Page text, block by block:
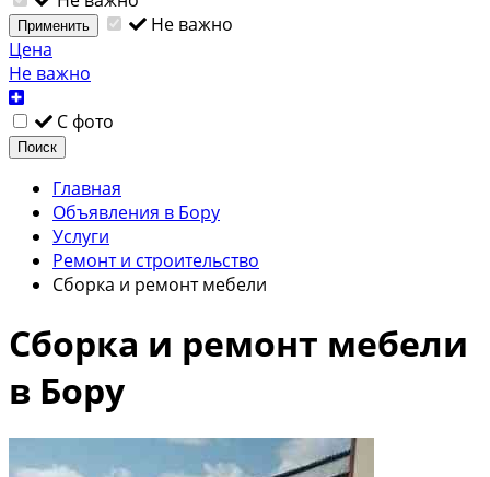
Применить
Не важно
Цена
Не важно
С фото
Поиск
Главная
Объявления в Бору
Услуги
Ремонт и строительство
Сборка и ремонт мебели
Сборка и ремонт мебели
в Бору